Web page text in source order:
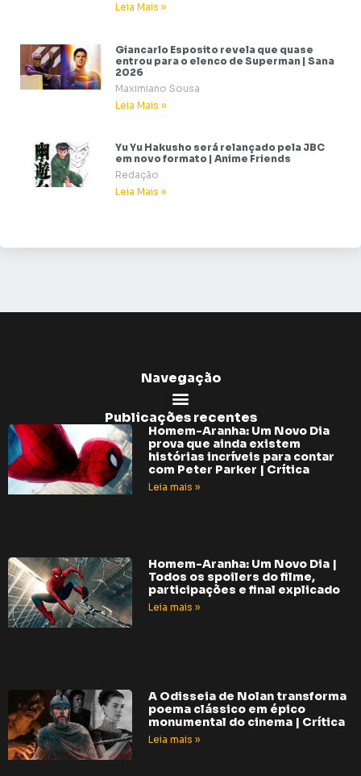
Leia Mais »
Giancarlo Esposito revela que quase
entrou para o elenco de Superman | Sana
2026
Maximiano Sousa
Leia Mais »
Yu Yu Hakusho será relançado pela JBC
em novo formato | Anime Friends
Redação
Leia Mais »
Navegação
Publicações recentes
Homem-Aranha: Um Novo Dia
prova que ainda existem
histórias incríveis para contar
com Peter Parker | Crítica
Leia mais »
Homem-Aranha: Um Novo Dia |
Todos os spoilers do filme,
participações e final explicado
Leia mais »
A Odisseia de Nolan transforma
poema clássico em épico
monumental do cinema | Crítica
Leia mais »